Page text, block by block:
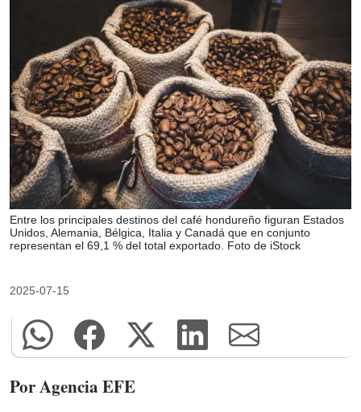
Entre los principales destinos del café hondureño figuran Estados
Unidos, Alemania, Bélgica, Italia y Canadá que en conjunto
representan el 69,1 % del total exportado. Foto de iStock
2025-07-15
Por Agencia EFE